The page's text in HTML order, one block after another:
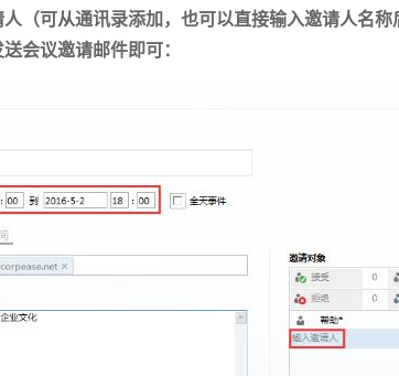
（可从通讯录添加，也可以直接输入邀请人名
会议邀请邮件即可：